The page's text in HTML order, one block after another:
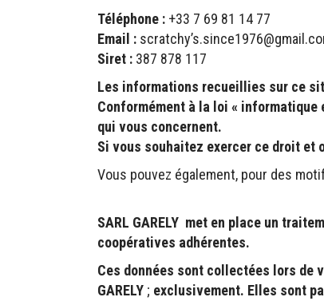
Té éphone : +33 7 69 81 14 77
Email :
Siret : 387 878 117
Les informations recueillies sur ce
Conformément à la loi «
qui vous concernent.
Si vous souhaitez exercer ce droit et
Vous pouvez également, pour des
SARL GARELY met en place un
coopératives adhérentes.
Ces données sont collectées lors de
GARELY ; exclusivement. Elles sont